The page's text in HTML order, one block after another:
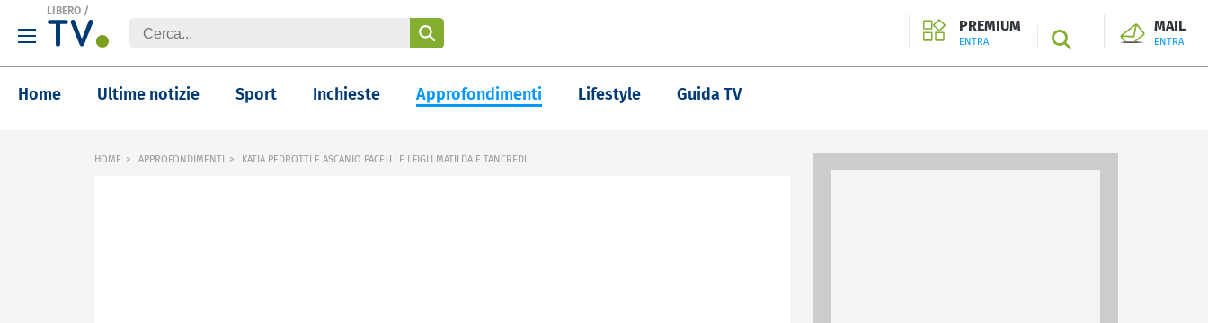
LIBERO /
PREMIUM
ENTRA SEARCH
MAIL
ENTRA
Home Ultime notizie Sport Inchieste Approfondimenti Lifestyle Guida TV
HOME APPROFONDIMENTI KATIA PEDROTTI E ASCANIO PACELLI E I FIGLI MATILDA E TANCREDI